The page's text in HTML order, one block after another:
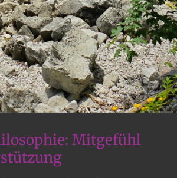
Mitgefühl